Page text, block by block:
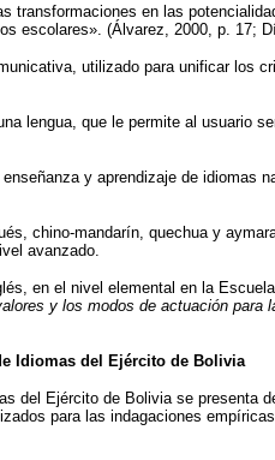
transformaciones en las
escolares». (Álvarez, 2000, p. 17;
utilizado para unificar los
lengua, que le permite al usuario
y aprendizaje de idiomas
chino-mandarín, quechua y
avanzado.
en el nivel elemental en la
y los modos de actuación
Idiomas del Ejército de Bolivia
del Ejército de Bolivia se presenta
para las indagaciones